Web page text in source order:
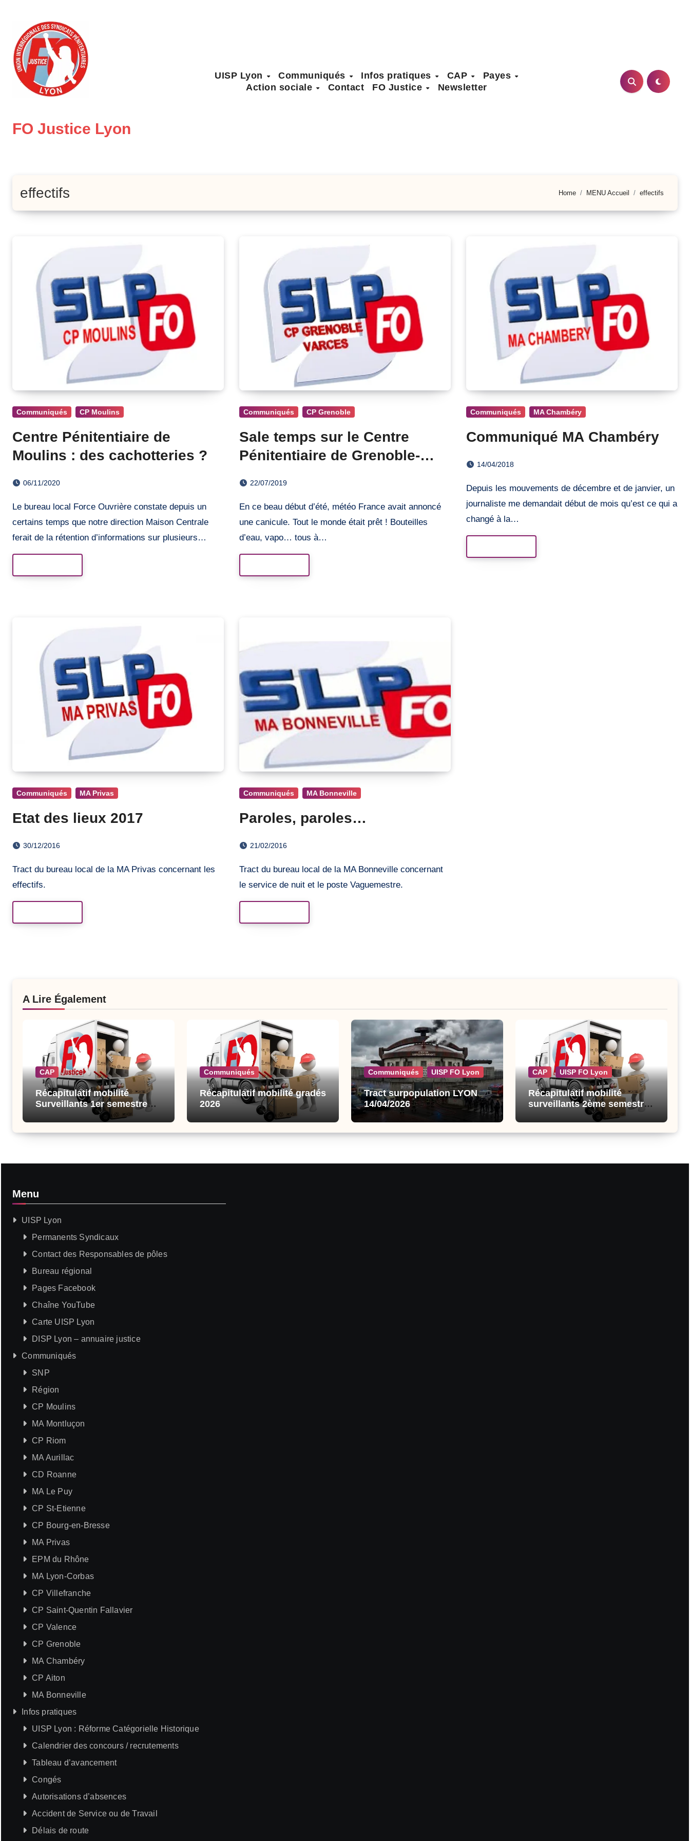
content
FO Justice Lyon
UISP Lyon Communiqués Infos pratiques CAP
Payes
Action sociale
Contact FO Justice Newsletter
effectifs Home MENU Accueil effectifs
Communiqués CP Moulins
Centre Pénitentiaire de
Moulins : des cachotteries ?
06/11/2020
Le bureau local Force Ouvrière constate depuis un
certains temps que notre direction Maison Centrale
ferait de la rétention d’informations sur plusieurs…
Communiqués CP Grenoble
Sale temps sur le Centre
Pénitentiaire de Grenoble-
22/07/2019
En ce beau début d’été, météo France avait annoncé
une canicule. Tout le monde était prêt ! Bouteilles
d’eau, vapo… tous à…
Communiqués MA Chambéry
Communiqué MA Chambéry
14/04/2018
Depuis les mouvements de décembre et de janvier, un
journaliste me demandait début de mois qu’est ce qui a
changé à la…
Communiqués MA Privas
Etat des lieux 2017
30/12/2016
Tract du bureau local de la MA Privas concernant les
effectifs.
Communiqués MA Bonneville
Paroles, paroles…
21/02/2016
Tract du bureau local de la MA Bonneville concernant
le service de nuit et le poste Vaguemestre.
A Lire Également
CAP
Récapitulatif mobilité
Surveillants 1er semestre
Communiqués
Récapitulatif mobilité gradés
2026
Communiqués UISP FO Lyon
Tract surpopulation LYON
14/04/2026
CAP UISP FO Lyon
Récapitulatif mobilité
surveillants 2ème semestre
Menu
UISP Lyon
Permanents Syndicaux
Contact des Responsables de pôles
Bureau régional
Pages Facebook
Chaîne YouTube
Carte UISP Lyon
DISP Lyon – annuaire justice
Communiqués
SNP
Région
CP Moulins
MA Montluçon
CP Riom
MA Aurillac
CD Roanne
MA Le Puy
CP St-Etienne
CP Bourg-en-Bresse
MA Privas
EPM du Rhône
MA Lyon-Corbas
CP Villefranche
CP Saint-Quentin Fallavier
CP Valence
CP Grenoble
MA Chambéry
CP Aiton
MA Bonneville
Infos pratiques
UISP Lyon : Réforme Catégorielle Historique
Calendrier des concours / recrutements
Tableau d’avancement
Congés
Autorisations d’absences
Accident de Service ou de Travail
Délais de route